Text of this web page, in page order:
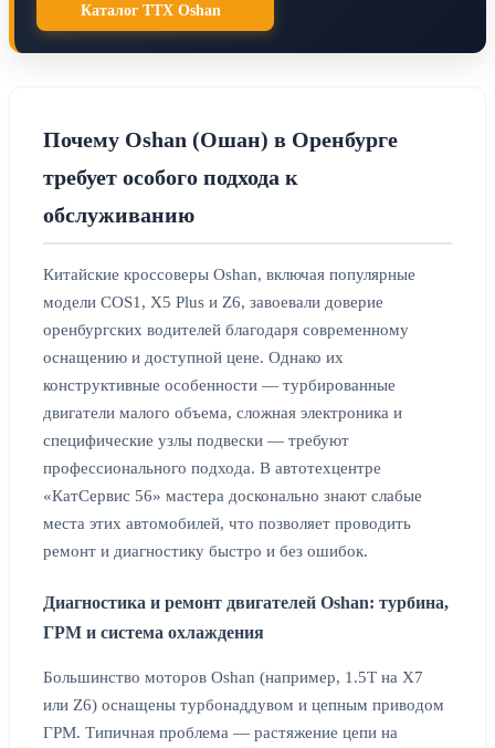
Каталог ТТХ Oshan
Почему Oshan (Ошан) в Оренбурге
требует особого подхода к
обслуживанию
Китайские кроссоверы Oshan, включая популярные
модели COS1, X5 Plus и Z6, завоевали доверие
оренбургских водителей благодаря современному
оснащению и доступной цене. Однако их
конструктивные особенности — турбированные
двигатели малого объема, сложная электроника и
специфические узлы подвески — требуют
профессионального подхода. В автотехцентре
«КатСервис 56» мастера досконально знают слабые
места этих автомобилей, что позволяет проводить
ремонт и диагностику быстро и без ошибок.
Диагностика и ремонт двигателей Oshan: турбина,
ГРМ и система охлаждения
Большинство моторов Oshan (например, 1.5T на X7
или Z6) оснащены турбонаддувом и цепным приводом
ГРМ. Типичная проблема — растяжение цепи на